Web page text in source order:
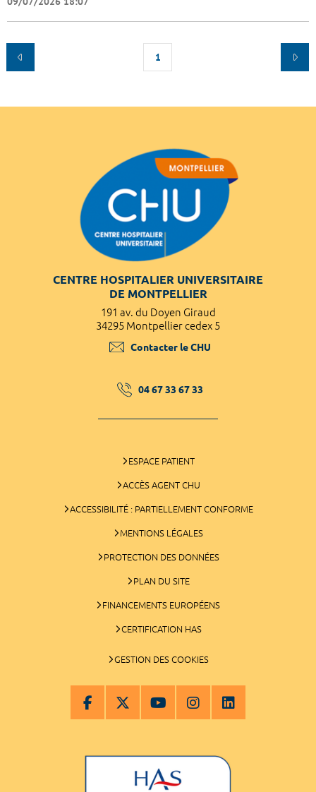
1
CENTRE HOSPITALIER UNIVERSITAIRE
DE MONTPELLIER
191 av. du Doyen Giraud
34295 Montpellier cedex 5
Contacter le CHU
04 67 33 67 33
ESPACE PATIENT
ACCÈS AGENT CHU
ACCESSIBILITÉ : PARTIELLEMENT CONFORME
MENTIONS LÉGALES
PROTECTION DES DONNÉES
PLAN DU SITE
FINANCEMENTS EUROPÉENS
CERTIFICATION HAS
GESTION DES COOKIES